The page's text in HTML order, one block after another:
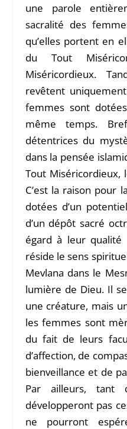
une parole
sacralité des
qu’elles portent en
du Tout
Miséricordieux.
revêtent
femmes sont
même temps.
détentrices du
dans la pensée
Tout Miséricordieux,
C’est la raison pour
dotées d’un
d’un dépôt sacré
égard à leur qualité
réside le sens
Mevlana dans le
lumière de Dieu. Il
une créature, mais
les femmes sont
du fait de leurs
d’affection, de
bienveillance et de
Par ailleurs, tant
développeront pas
ne pourront